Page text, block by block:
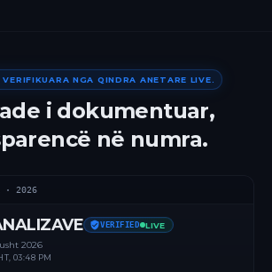
NGA QINDRA ANETARE LIVE.
i dokumentuar,
në numra.
· 2026
VERIFIED LIVE
2026
03:48 PM